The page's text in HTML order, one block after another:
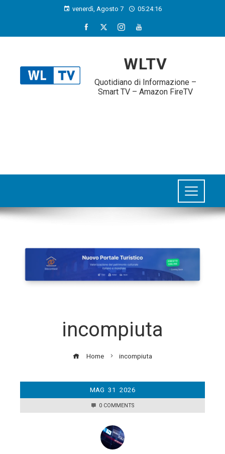
venerdì, Agosto 7 05:24:16
WLTV
Quotidiano di Informazione –
Smart TV – Amazon FireTV
incompiuta
Home incompiuta
MAG 31 2026
0 COMMENTS